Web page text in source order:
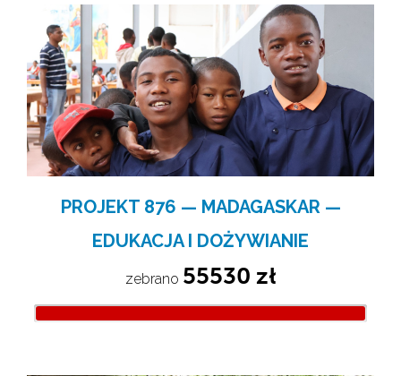
PROJEKT 876 — MADAGASKAR —
EDUKACJA I DOŻYWIANIE
zebrano 55530 zł